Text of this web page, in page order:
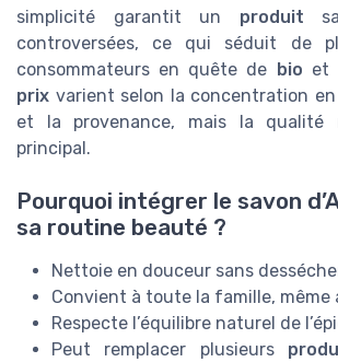
simplicité garantit un produit
controversées, ce qui séduit de
consommateurs en quête de bio et
prix varient selon la concentration en
et la provenance, mais la qualité
principal.
Pourquoi intégrer le savon
sa routine beauté ?
Nettoie en douceur sans
Convient à toute la famille,
Respecte l’équilibre naturel de
Peut remplacer plusieurs